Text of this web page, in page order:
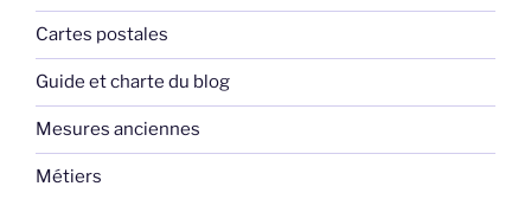
Cartes postales
Guide et charte du blog
Mesures anciennes
Métiers